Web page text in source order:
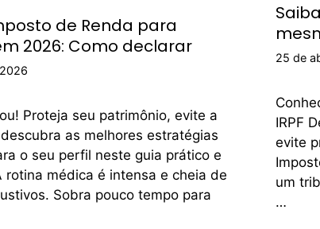
de Renda para
2026: Como declarar
Proteja seu patrimônio, evite a
as melhores estratégias
o seu perfil neste guia prático e
rotina médica é intensa e cheia de
Sobra pouco tempo para
25 de
IRPF
evite
um
…